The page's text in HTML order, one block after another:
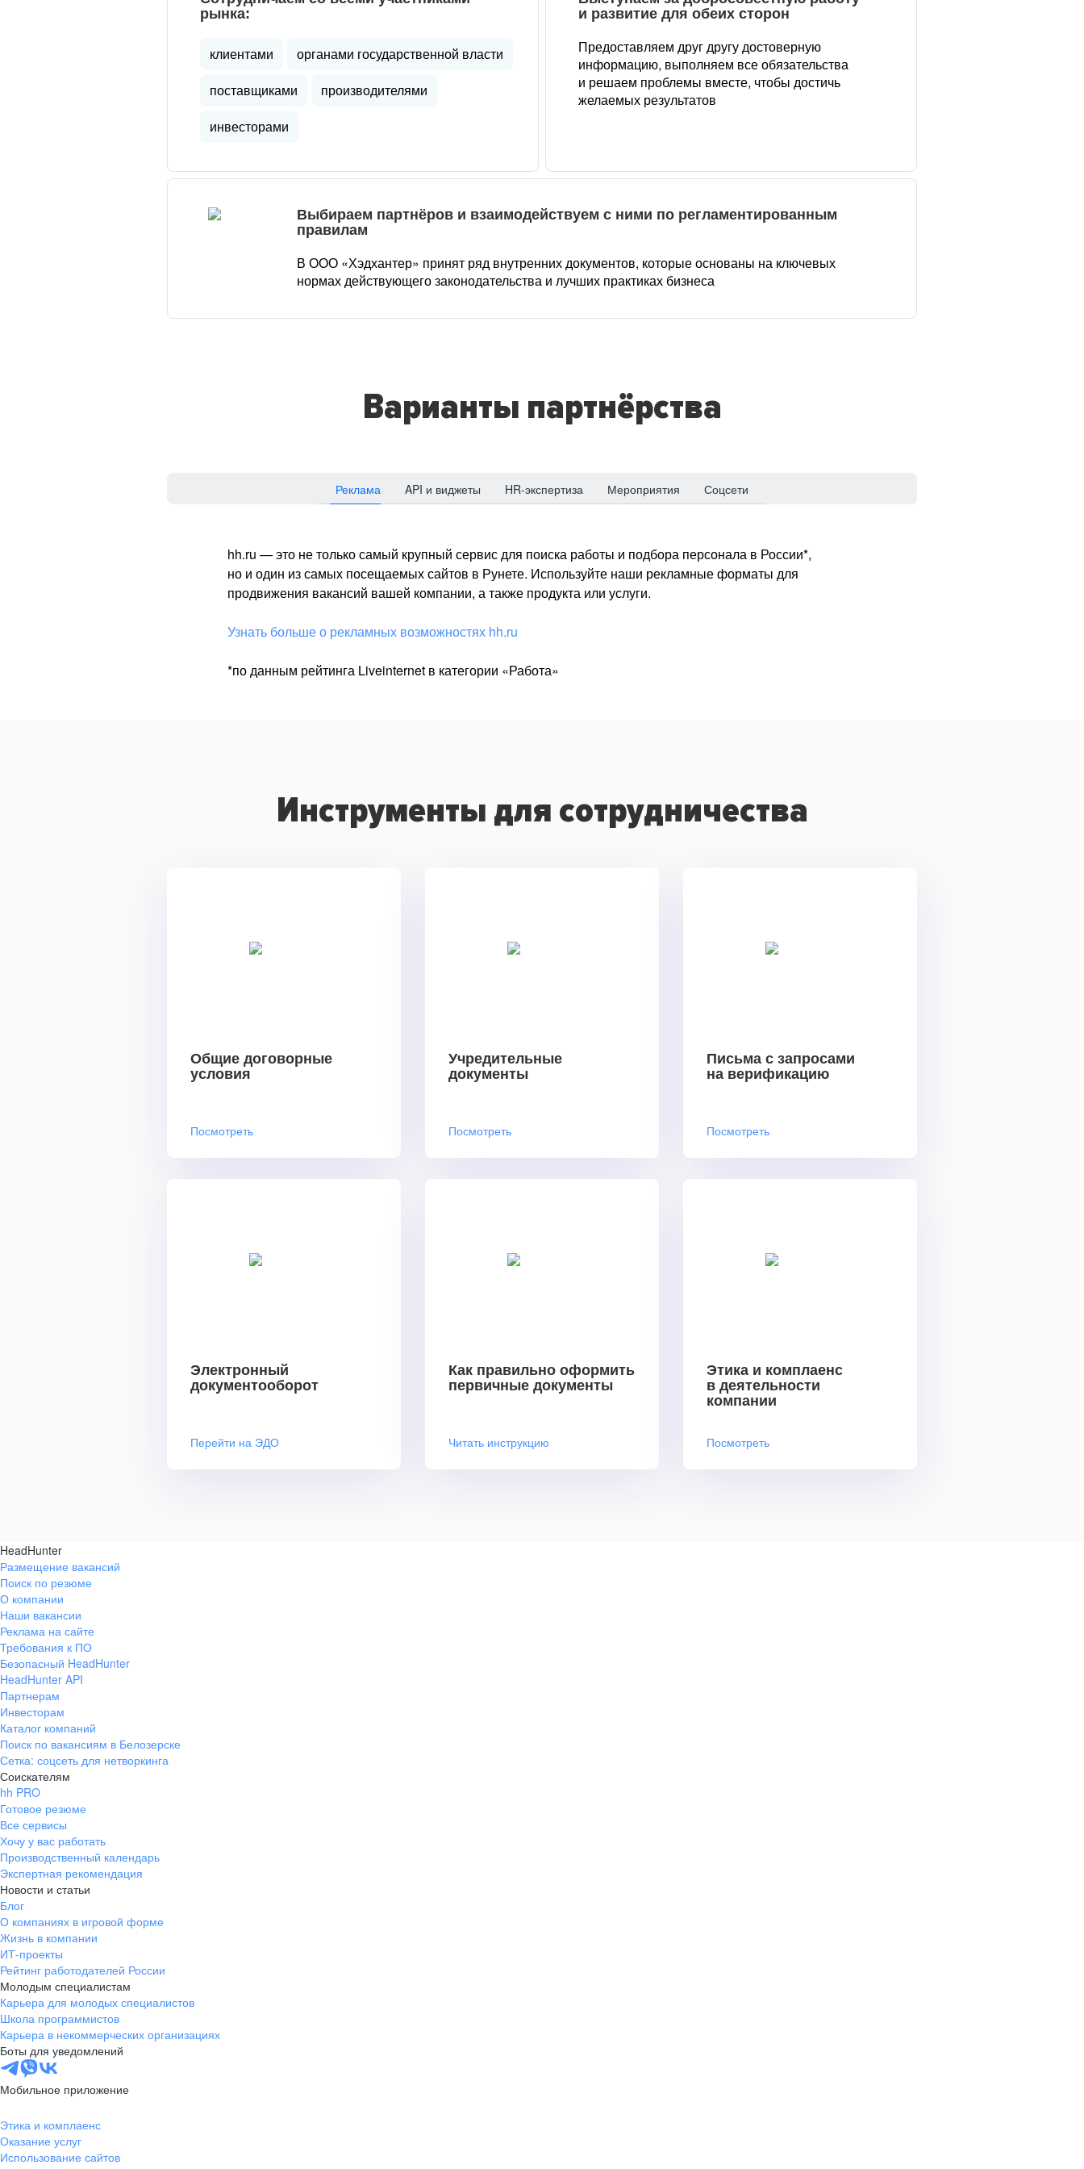
рынка:
клиентами
органами государственной власти
поставщиками
производителями
инвесторами
и развитие для обеих сторон
Предоставляем друг другу достоверную
информацию, выполняем все обязательства
и решаем проблемы вместе, чтобы достичь
желаемых результатов
Выбираем партнёров и взаимодействуем с ними по регламентированным
правилам
В ООО «Хэдхантер» принят ряд внутренних документов, которые основаны на ключевых
нормах действующего законодательства и лучших практиках бизнеса
Варианты партнёрства
Реклама API и виджеты HR-экспертиза Мероприятия Соцсети
hh.ru — это не только самый крупный сервис для поиска работы и подбора персонала в России*,
но и один из самых посещаемых сайтов в Рунете. Используйте наши рекламные форматы для
продвижения вакансий вашей компании, а также продукта или услуги.
Узнать больше о рекламных возможностях hh.ru
*по данным рейтинга Liveinternet в категории «Работа»
Инструменты для сотрудничества
Общие договорные
условия
Посмотреть
Учредительные
документы
Посмотреть
Письма с запросами
на верификацию
Посмотреть
Электронный
документооборот
Перейти на ЭДО
Как правильно оформить
первичные документы
Читать инструкцию
Этика и комплаенс
в деятельности
компании
Посмотреть
HeadHunter
Размещение вакансий
Поиск по резюме
О компании
Наши вакансии
Реклама на сайте
Требования к ПО
Безопасный HeadHunter
HeadHunter API
Партнерам
Инвесторам
Каталог компаний
Поиск по вакансиям в Белозерске
Сетка: соцсеть для нетворкинга
Соискателям
hh PRO
Готовое резюме
Все сервисы
Хочу у вас работать
Производственный календарь
Экспертная рекомендация
Новости и статьи
Блог
О компаниях в игровой форме
Жизнь в компании
ИТ-проекты
Рейтинг работодателей России
Молодым специалистам
Карьера для молодых специалистов
Школа программистов
Карьера в некоммерческих организациях
Боты для уведомлений
Мобильное приложение
Этика и комплаенс
Оказание услуг
Использование сайтов